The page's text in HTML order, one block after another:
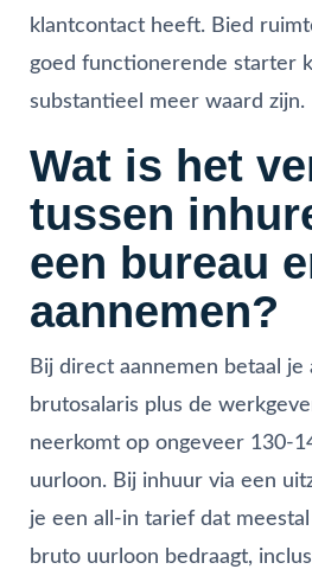
klantcontact heeft. Bied
goed functionerende starter
substantieel meer waard zijn.
Wat is het
tussen
een bureau
aannemen?
Bij direct aannemen betaal je
brutosalaris plus de
neerkomt op ongeveer 130-
uurloon. Bij inhuur via een
je een all-in tarief dat
bruto uurloon bedraagt,